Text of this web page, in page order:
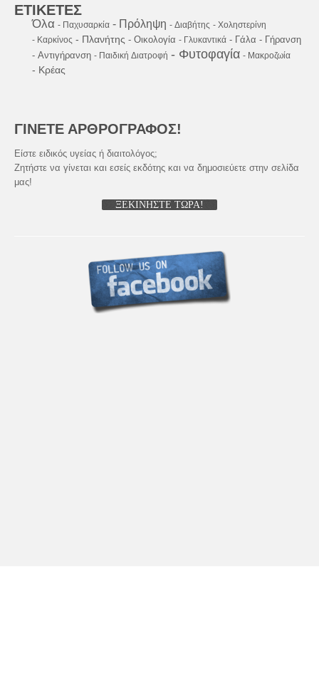
ΕΤΙΚΕΤΕΣ
Όλα - Παχυσαρκία - Πρόληψη - Διαβήτης - Χοληστερίνη
- Καρκίνος - Πλανήτης - Οικολογία - Γλυκαντικά - Γάλα - Γήρανση
- Αντιγήρανση - Παιδική Διατροφή - Φυτοφαγία - Μακροζωία
- Κρέας
ΓΙΝΕΤΕ ΑΡΘΡΟΓΡΑΦΟΣ!
Είστε ειδικός υγείας ή διαιτολόγος;
Ζητήστε να γίνεται και εσείς εκδότης και να δημοσιεύετε στην σελίδα
μας!
ΞΕΚΙΝΗΣΤΕ ΤΩΡΑ!